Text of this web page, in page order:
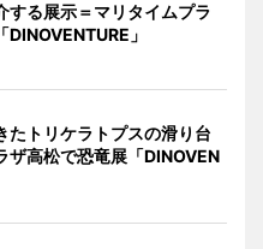
する展示＝マリタイムプラ
」
たトリケラトプスの滑り台
ザ高松で恐竜展「DINOVEN